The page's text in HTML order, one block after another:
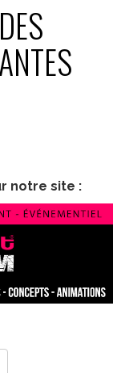
notre site :